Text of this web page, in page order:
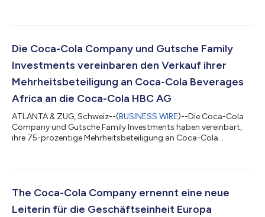
bisher größte sein – mit drei Gastgeberländern, Kanada, Mexiko
Spielen und mehr Feierlichkeiten als je zuvor. Als langjähriger
Die Coca-Cola Company und Gutsche Family
Investments vereinbaren den Verkauf ihrer
Mehrheitsbeteiligung an Coca-Cola Beverages
Africa an die Coca-Cola HBC AG
ATLANTA & ZUG, Schweiz--(BUSINESS WIRE)--Die Coca-Cola
Company und Gutsche Family Investments haben vereinbart,
ihre 75-prozentige Mehrheitsbeteiligung an Coca-Cola
der größte Coca-Cola-Abfüller in Afrika. Das Unternehmen ist in
gesamten Coca-Cola-Produktvolumens in Afrika aus. Coca-
Cola HBC ist einer der größten Coca-Cola-Abf...
The Coca-Cola Company ernennt eine neue
Leiterin für die Geschäftseinheit Europa